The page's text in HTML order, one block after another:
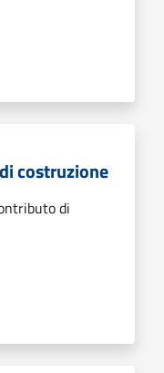
costruzione
di